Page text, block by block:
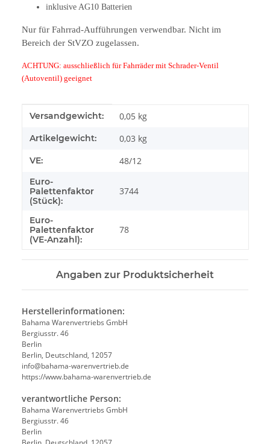
inklusive AG10 Batterien
Nur für Fahrrad-Aufführungen verwendbar. Nicht im
Bereich der StVZO zugelassen.
ACHTUNG: ausschließlich für Fahrräder mit Schrader-Ventil
(Autoventil) geeignet
Produkteigenschaft
Wert
Versandgewicht: 0,05 kg
Artikelgewicht: 0,03 kg
VE: 48/12
Euro-
Palettenfaktor
(Stück):
3744
Euro-
Palettenfaktor
(VE-Anzahl):
78
Angaben zur Produktsicherheit
Herstellerinformationen:
Bahama Warenvertriebs GmbH
Bergiusstr. 46
Berlin
Berlin, Deutschland, 12057
ed.beirtrevneraw-amahab@ofni
https://www.bahama-warenvertrieb.de
verantwortliche Person:
Bahama Warenvertriebs GmbH
Bergiusstr. 46
Berlin